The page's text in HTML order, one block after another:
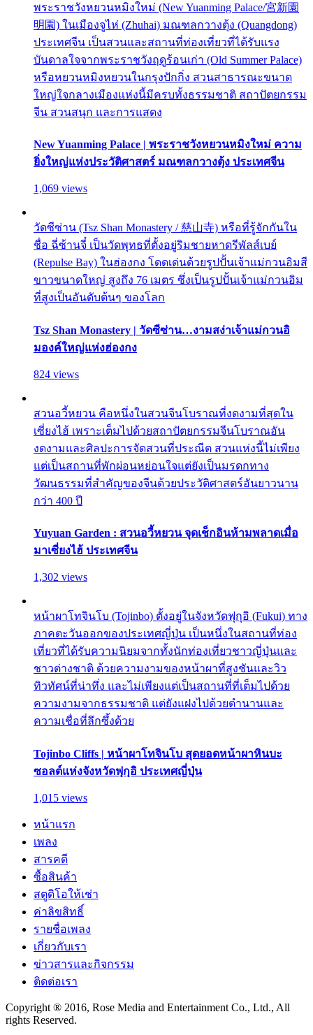
พระราชวังหยวนหมิงใหม่ (New Yuanming Palace/宮新園
明園) ในเมืองจูไห่ (Zhuhai) มณฑลกวางตุ้ง (Quangdong)
ประเทศจีน เป็นสวนและสถานที่ท่องเที่ยวที่ได้รับแรง
บันดาลใจจากพระราชวังฤดูร้อนเก่า (Old Summer Palace)
หรือหยวนหมิงหยวนในกรุงปักกิ่ง สวนสาธารณะขนาด
ใหญ่ใจกลางเมืองแห่งนี้มีครบทั้งธรรมชาติ สถาปัตยกรรม
จีน สวนสนุก และการแสดง
New Yuanming Palace | พระราชวังหยวนหมิงใหม่ ความ
ยิ่งใหญ่แห่งประวัติศาสตร์ มณฑลกวางตุ้ง ประเทศจีน
1,069 views
วัดซีซ่าน (Tsz Shan Monastery / 慈山寺) หรือที่รู้จักกันใน
ชื่อ ฉี่ซ้านจี๋ เป็นวัดพุทธที่ตั้งอยู่ริมชายหาดรีพัลส์เบย์
(Repulse Bay) ในฮ่องกง โดดเด่นด้วยรูปปั้นเจ้าแม่กวนอิมสี
ขาวขนาดใหญ่ สูงถึง 76 เมตร ซึ่งเป็นรูปปั้นเจ้าแม่กวนอิม
ที่สูงเป็นอันดับต้นๆ ของโลก
Tsz Shan Monastery | วัดซีซ่าน…งามสง่าเจ้าแม่กวนอิ
มองค์ใหญ่แห่งฮ่องกง
824 views
สวนอวี้หยวน คือหนึ่งในสวนจีนโบราณที่งดงามที่สุดใน
เซี่ยงไฮ้ เพราะเต็มไปด้วยสถาปัตยกรรมจีนโบราณอัน
งดงามและศิลปะการจัดสวนที่ประณีต สวนแห่งนี้ไม่เพียง
แต่เป็นสถานที่พักผ่อนหย่อนใจแต่ยังเป็นมรดกทาง
วัฒนธรรมที่สำคัญของจีนด้วยประวัติศาสตร์อันยาวนาน
กว่า 400 ปี
Yuyuan Garden : สวนอวี้หยวน จุดเช็กอินห้ามพลาดเมื่อ
มาเซี่ยงไฮ้ ประเทศจีน
1,302 views
หน้าผาโทจินโบ (Tojinbo) ตั้งอยู่ในจังหวัดฟุกุอิ (Fukui) ทาง
ภาคตะวันออกของประเทศญี่ปุ่น เป็นหนึ่งในสถานที่ท่อง
เที่ยวที่ได้รับความนิยมจากทั้งนักท่องเที่ยวชาวญี่ปุ่นและ
ชาวต่างชาติ ด้วยความงามของหน้าผาที่สูงชันและวิว
ทิวทัศน์ที่น่าทึ่ง และไม่เพียงแต่เป็นสถานที่ที่เต็มไปด้วย
ความงามจากธรรมชาติ แต่ยังแฝงไปด้วยตำนานและ
ความเชื่อที่ลึกซึ้งด้วย
Tojinbo Cliffs | หน้าผาโทจินโบ สุดยอดหน้าผาหินบะ
ซอลต์แห่งจังหวัดฟุกุอิ ประเทศญี่ปุ่น
1,015 views
หน้าแรก
เพลง
สารคดี
ซื้อสินค้า
สตูดิโอให้เช่า
ค่าลิขสิทธิ์
รายชื่อเพลง
เกี่ยวกับเรา
ข่าวสารและกิจกรรม
ติดต่อเรา
Copyright ® 2016, Rose Media and Entertainment Co., Ltd., All
rights Reserved.